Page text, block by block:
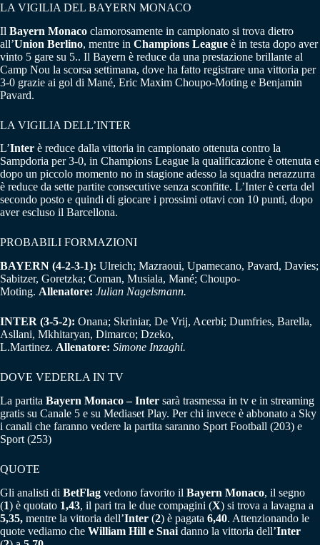
LA VIGILIA DEL BAYERN MONACO
Il Bayern Monaco clamorosamente in campionato si trova dietro
all’Union Berlino, mentre in Champions League è in testa dopo aver
vinto 5 gare su 5.. Il Bayern è reduce da una prestazione brillante al
Camp Nou la scorsa settimana, dove ha fatto registrare una vittoria per
3-0 grazie ai gol di Mané, Eric Maxim Choupo-Moting e Benjamin
Pavard.
LA VIGILIA DELL’INTER
L’Inter è reduce dalla vittoria in campionato ottenuta contro la
Sampdoria per 3-0, in Champions League la qualificazione è ottenuta e
dopo un piccolo momento no in stagione adesso la squadra nerazzurra
è reduce da sette partite consecutive senza sconfitte. L’Inter è certa del
secondo posto e quindi di giocare i prossimi ottavi con 10 punti, dopo
aver escluso il Barcellona.
PROBABILI FORMAZIONI
BAYERN (4-2-3-1): Ulreich; Mazraoui, Upamecano, Pavard, Davies;
Sabitzer, Goretzka; Coman, Musiala, Mané; Choupo-
Moting. Allenatore: Julian Nagelsmann.
INTER (3-5-2): Onana; Skriniar, De Vrij, Acerbi; Dumfries, Barella,
Asllani, Mkhitaryan, Dimarco; Dzeko,
L.Martinez. Allenatore: Simone Inzaghi.
DOVE VEDERLA IN TV
La partita Bayern Monaco – Inter sarà trasmessa in tv e in streaming
gratis su Canale 5 e su Mediaset Play. Per chi invece è abbonato a Sky
i canali che faranno vedere la partita saranno Sport Football (203) e
Sport (253)
QUOTE
Gli analisti di BetFlag vedono favorito il Bayern Monaco, il segno
(1) è quotato 1,43, il pari tra le due compagini (X) si trova a lavagna a
5,35, mentre la vittoria dell’Inter (2) è pagata 6,40. Attenzionando le
quote vediamo che William Hill e Snai danno la vittoria dell’Inter